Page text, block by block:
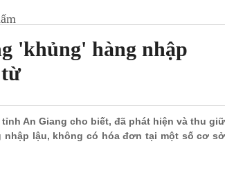
'khủng' hàng nhập
An Giang cho biết, đã phát hiện và thu giữ
lậu, không có hóa đơn tại một số cơ sở